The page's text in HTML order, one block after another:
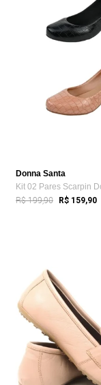
Donna Santa
R$ 199,90 R$ 159,90